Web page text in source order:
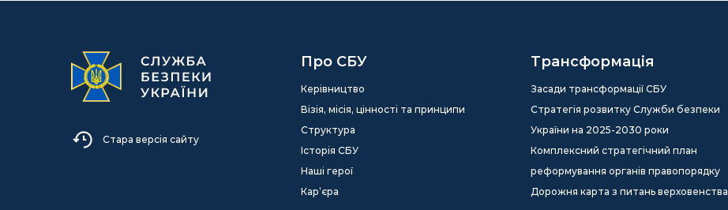
Стара версія сайту
Про СБУ
Керівництво
Візія, місія, цінності та принципи
Структура
Історія СБУ
Наші герої
Кар’єра
Трансформація
Засади трансформації СБУ
Стратегія розвитку Служби безпеки
України на 2025-2030 роки
Комплексний стратегічний план
реформування органів правопорядку
Дорожня карта з питань верховенства